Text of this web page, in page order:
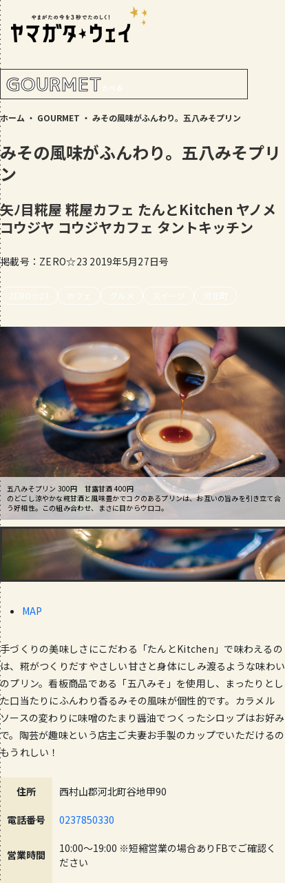
RANKING!
地元民が選ぶ山形県ラーメン人気店
GOURMET
ウェイが厳選
GOURMET
局何が効果的？～おすすめのお取り寄
TRIP
【写真付き】山寺の階段はきつい？階
GOURMET
山形のおすすめパン屋さん【26選】地
元民が選ぶランキングBEST５付き！
_vol.1
GOURMET たべる
ホーム ・ GOURMET ・ みその風味がふんわり。五八みそプリン
みその風味がふんわり。五八みそプリ
ン
矢ﾉ目糀屋 糀屋カフェ たんとKitchen ヤノメ
コウジヤ コウジヤカフェ タントキッチン
掲載号：ZERO☆23 2019年5月27日号
ZERO☆23 カフェ グルメ スイーツ 河北町
五八みそプリン 300円 甘露甘酒 400円
のどごし涼やかな糀甘酒と風味豊かでコクのあるプリンは、お互いの旨みを引き立て合
う好相性。この組み合わせ、まさに目からウロコ。
MAP
手づくりの美味しさにこだわる「たんとKitchen」で味わえるの
は、糀がつくりだすやさしい甘さと身体にしみ渡るような味わい
のプリン。看板商品である「五八みそ」を使用し、まったりとし
た口当たりにふんわり香るみその風味が個性的です。カラメル
ソースの変わりに味噌のたまり醤油でつくったシロップはお好み
で。陶芸が趣味という店主ご夫妻お手製のカップでいただけるの
もうれしい！
住所 西村山郡河北町谷地甲90
電話番号 0237850330
営業時間
10:00～19:00 ※短縮営業の場合ありFBでご確認く
ださい